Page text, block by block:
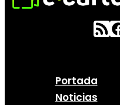
Portada
Noticias